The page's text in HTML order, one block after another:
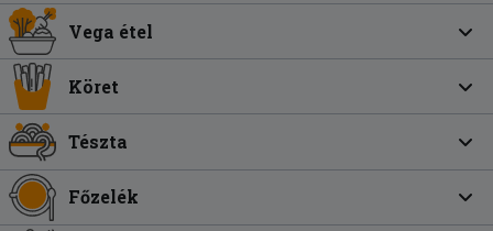
Vega étel
Köret
Tészta
Főzelék